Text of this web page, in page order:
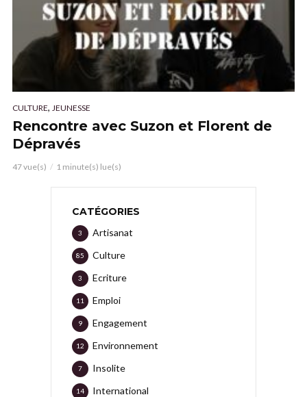
CULTURE, JEUNESSE
Rencontre avec Suzon et Florent de
Dépravés
47 vue(s) 1 minute(s) lue(s)
CATÉGORIES
Artisanat
3
Culture
85
Ecriture
3
Emploi
11
Engagement
9
Environnement
12
Insolite
7
International
14